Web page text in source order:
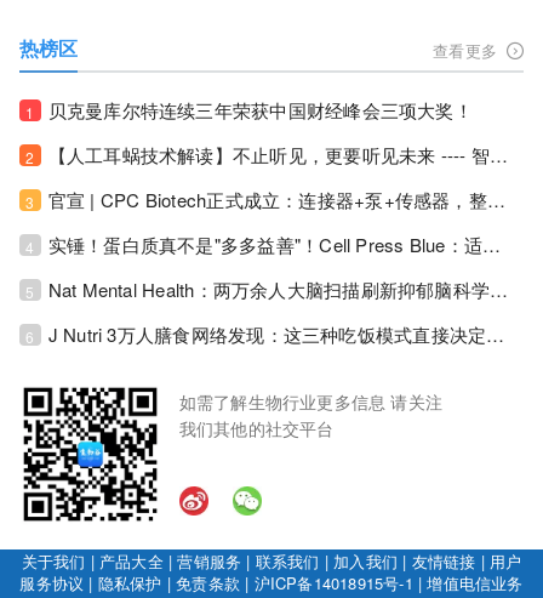
热榜区 查看更多
1 贝克曼库尔特连续三年荣获中国财经峰会三项大奖！
2 【人工耳蜗技术解读】不止听见，更要听见未来 ---- 智能耳蜗，开启人工耳蜗技术新纪元！
3 官宣 | CPC Biotech正式成立：连接器+泵+传感器，整合生物制药流体管理解决方案！
4 实锤！蛋白质真不是"多多益善"！Cell Press Blue：适度限蛋白，反而拉长健康寿命！
5 Nat Mental Health：两万余人大脑扫描刷新抑郁脑科学认知！抑郁不只是情绪病，视觉、运动脑区同步受损！
6 J Nutri 3万人膳食网络发现：这三种吃饭模式直接决定心血管风险与寿命长短！
如需了解生物行业更多信息 请关注
我们其他的社交平台
关于我们 | 产品大全|营销服务 | 联系我们 | 加入我们 | 友情链接 | 用户
服务协议 | 隐私保护 |免责条款 | 沪ICP备14018915号-1 |增值电信业务